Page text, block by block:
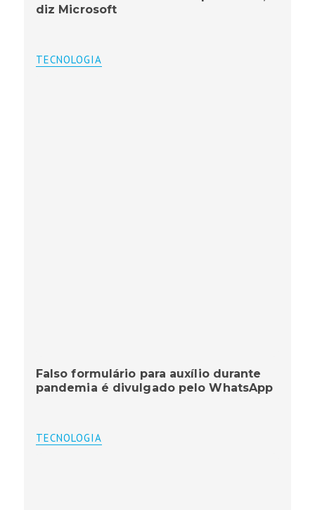
diz Microsoft
TECNOLOGIA
Falso formulário para auxílio durante
pandemia é divulgado pelo WhatsApp
TECNOLOGIA